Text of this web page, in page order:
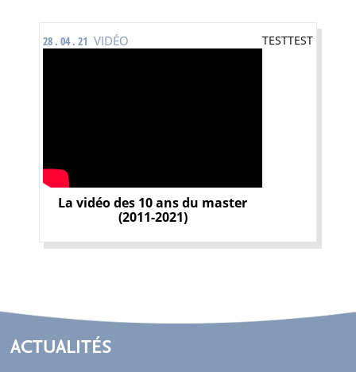
28 . 04 . 21 VIDÉO
La vidéo des 10 ans du master
(2011-2021)
TESTTEST
ACTUALITÉS